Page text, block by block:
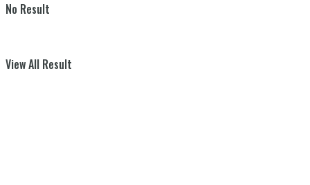
No Result
View All Result